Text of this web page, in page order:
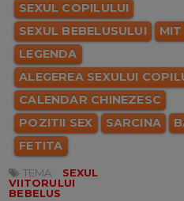
SEXUL COPILULUI
SEXUL BEBELUSULUI
MIT
LEGENDA
ALEGEREA SEXULUI
CALENDAR CHINEZESC
POZITII SEX
SARCINA
FETITA
TEMA:
SEXUL
VIITORULUI
BEBELUS